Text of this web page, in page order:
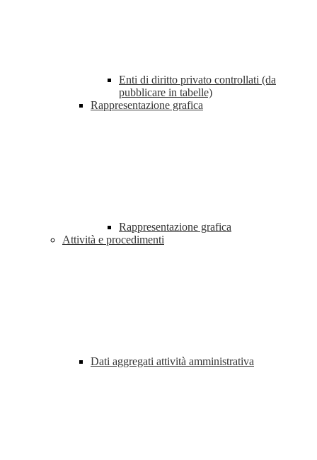
Enti di diritto privato controllati (da
pubblicare in tabelle)
Rappresentazione grafica
Rappresentazione grafica
Attività e procedimenti
Dati aggregati attività amministrativa